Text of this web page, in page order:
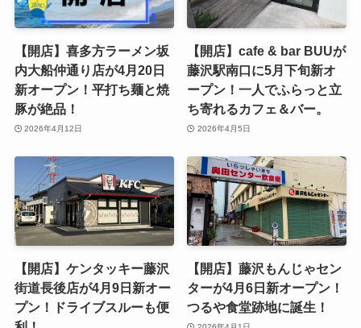
【開店】喜多方ラーメン坂
内大船仲通り店が4月20日
新オープン！平打ち麺と焼
豚が絶品！
2026年4月12日
【開店】cafe & bar BUUが
藤沢駅南口に5月下旬新オ
ープン！一人でふらっと立
ち寄れるカフェ＆バー。
2026年4月5日
【開店】ケンタッキー藤沢
街道長後店が4月9日新オー
プン！ドライブスルーも便
【開店】藤沢もんじゃセン
ターが4月6日新オープン！
つるや食堂跡地に誕生！